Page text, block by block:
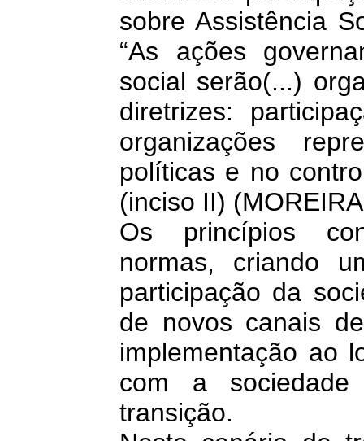
sobre Assistência
“As ações
social serão(...)
diretrizes:
organizações
políticas e no
(inciso II)
Os princípios
normas, criando
participação da
de novos canais
implementação ao
com a
transição.